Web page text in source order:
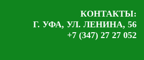
КОНТАКТЫ:
Г. УФА, УЛ. ЛЕНИНА, 56
+7 (347) 27 27 052